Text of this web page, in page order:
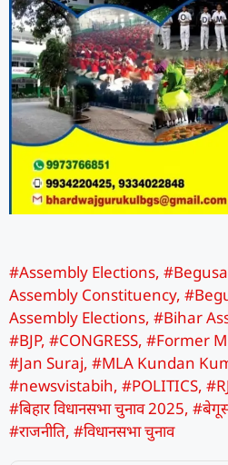
#Assembly Elections,
Assembly Constituency,
Assembly Elections, #Bihar
#BJP, #CONGRESS, #Former
#Jan Suraj, #MLA Kundan
#newsvistabih, #POLITICS,
#बिहार विधानसभा चुनाव 2025,
#राजनीति, #विधानसभा चुनाव